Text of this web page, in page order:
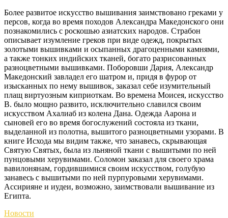
Более развитое искусство вышивания заимствовано греками у
персов, когда во время походов Александра Македонского они
познакомились с роскошью азиатских народов. Страбон
описывает изумление греков при виде одежд, покрытых
золотыми вышивками и осыпанных драгоценными камнями,
а также тонких индийских тканей, богато разрисованных
разноцветными вышивками. Поборовши Дария, Александр
Македонский завладел его шатром и, придя в фурор от
изысканных по нему вышивок, заказал себе изумительный
плащ виртуозным киприоткам. Во времена Моисея, искусство
В. было мощно развито, исключительно славился своим
искусством Ахалиаб из колена Дана. Одежда Аарона и
сыновей его во время богослужений состояла из ткани,
выделанной из полотна, вышитого разноцветными узорами. В
книге Исхода мы видим также, что занавесь, скрывающая
Святую Святых, была из льняной ткани с вышитыми по ней
пунцовыми херувимами. Соломон заказал для своего храма
вавилонянам, гордившимися своим искусством, голубую
занавесь с вышитыми по ней пурпуровыми херувимами.
Ассирияне и иудеи, возможно, заимствовали вышивание из
Египта.
Новости